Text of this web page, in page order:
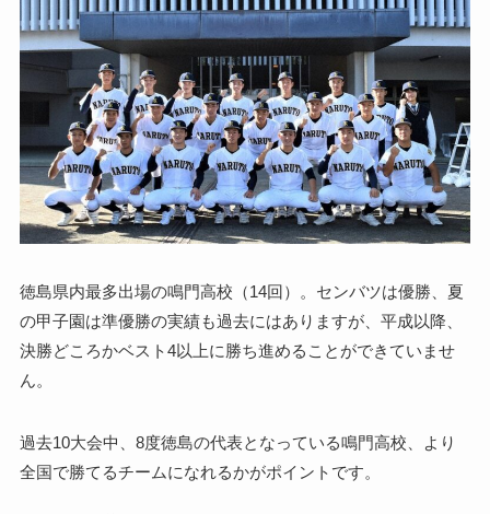
徳島県内最多出場の鳴門高校（14回）。センバツは優勝、夏
の甲子園は準優勝の実績も過去にはありますが、平成以降、
決勝どころかベスト4以上に勝ち進めることができていませ
ん。
過去10大会中、8度徳島の代表となっている鳴門高校、より
全国で勝てるチームになれるかがポイントです。